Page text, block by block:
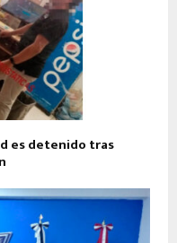
es detenido tras